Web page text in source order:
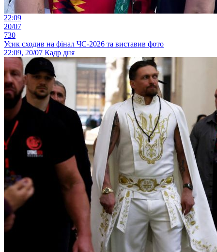
22:09
20/07
730
Усик сходив на фінал ЧС-2026 та виставив фото
22:09, 20/07 Кадр дня